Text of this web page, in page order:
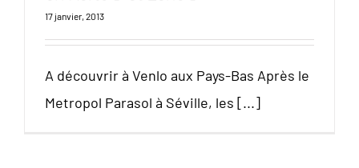
17 janvier, 2013
A découvrir à Venlo aux Pays-Bas Après le
Metropol Parasol à Séville, les [...]